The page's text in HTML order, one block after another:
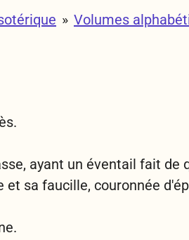
» Volumes
ayant un éventail fait de
sa faucille, couronnée